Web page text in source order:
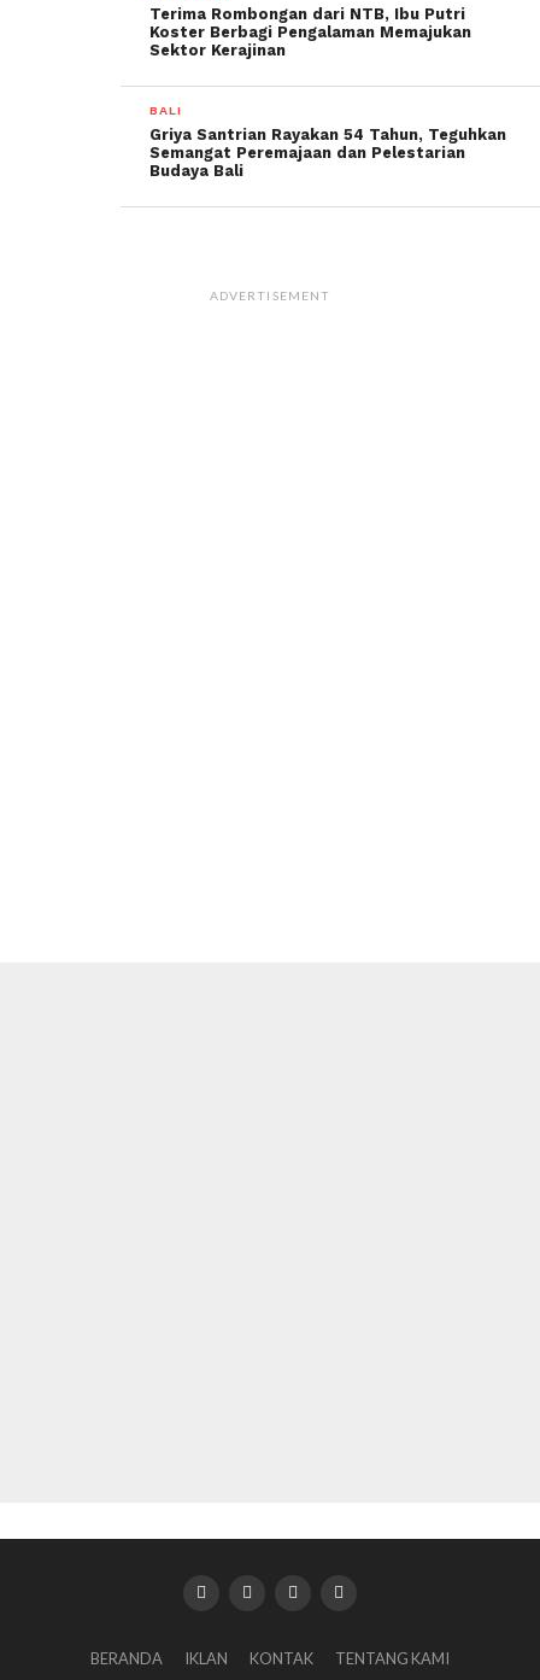
Terima Rombongan dari NTB, Ibu Putri
Koster Berbagi Pengalaman Memajukan
Sektor Kerajinan
BALI
Griya Santrian Rayakan 54 Tahun, Teguhkan
Semangat Peremajaan dan Pelestarian
Budaya Bali
ADVERTISEMENT
BERANDA IKLAN KONTAK TENTANG KAMI